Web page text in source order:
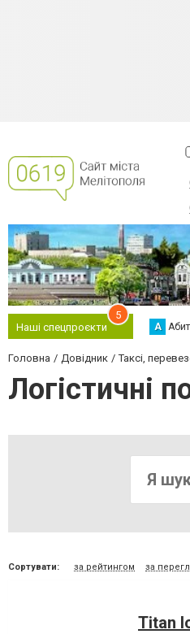
Наші спецпроєкти
5
А
Головна Довідник Таксі,
Логістичні
Сортувати: за рейтингом за
Titan